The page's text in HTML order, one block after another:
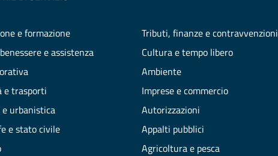
e formazione
e assistenza
e trasporti
urbanistica
e stato civile
Tributi, finanze e contravvenzioni
Cultura e tempo libero
Ambiente
Imprese e commercio
Autorizzazioni
Appalti pubblici
Agricoltura e pesca